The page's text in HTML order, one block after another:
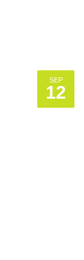
SEP
12